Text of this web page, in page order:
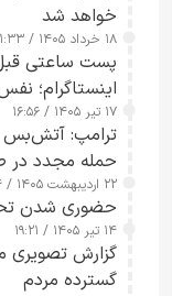
خواهد شد
۱۸ خرداد ۱۴۰۵ / ۰۱:۳۳
پست ساعتی قبل
اینستاگرام؛
۱۷ تیر ۱۴۰۵ / ۱۶:۵۶
ترامپ: آتش‌بس
حمله مجدد در
۲۲ اردیبهشت ۱۴۰۵ / ۱۵:۲۴
حضوری شدن
۱۴ تیر ۱۴۰۵ / ۱۹:۲۱
گزارش تصویری
گسترده مردم